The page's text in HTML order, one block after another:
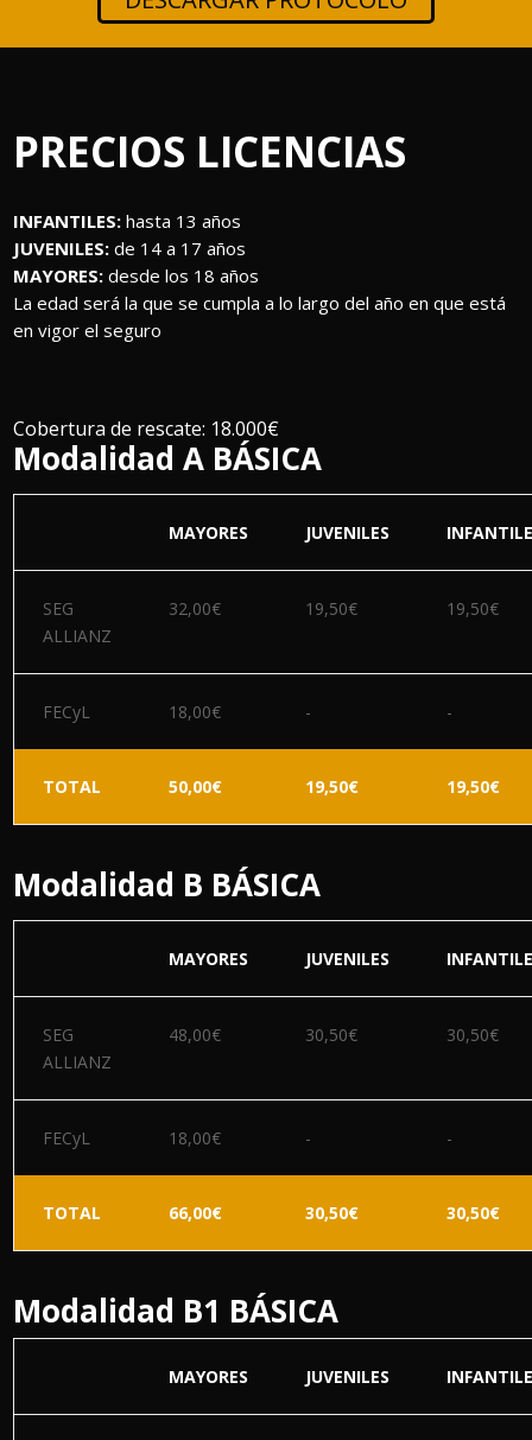
PRECIOS LICENCIAS
INFANTILES: hasta 13 años
JUVENILES: de 14 a 17 años
MAYORES: desde los 18 años
La edad será la que se cumpla a lo largo del año en que está
en vigor el seguro
Cobertura de rescate: 18.000€
Modalidad A BÁSICA
MAYORES JUVENILES
SEG
ALLIANZ
32,00€ 19,50€ 19,50€
FECyL 18,00€ - -
TOTAL 50,00€ 19,50€ 19,50€
Modalidad B BÁSICA
MAYORES JUVENILES
SEG
ALLIANZ
48,00€ 30,50€ 30,50€
FECyL 18,00€ - -
TOTAL 66,00€ 30,50€ 30,50€
Modalidad B1 BÁSICA
MAYORES JUVENILES